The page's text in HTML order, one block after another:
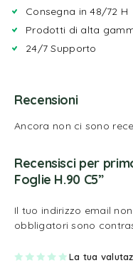
Consegna in 48/72 H
Prodotti di alta
24/7 Supporto
Recensioni
Ancora non ci sono
Recensisci per
Foglie H.90 C5”
Il tuo indirizzo email
obbligatori sono
La tua
1
2 3
4
5